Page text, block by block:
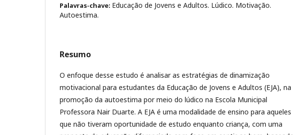
Palavras-chave: Educação de Jovens e Adultos. Lúdico. Motivação.
Autoestima.
Resumo
O enfoque desse estudo é analisar as estratégias de dinamização
motivacional para estudantes da Educação de Jovens e Adultos (EJA), na
promoção da autoestima por meio do lúdico na Escola Municipal
Professora Nair Duarte. A EJA é uma modalidade de ensino para aqueles
que não tiveram oportunidade de estudo enquanto criança, com uma